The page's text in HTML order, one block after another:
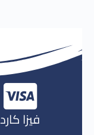
فيزا كارد